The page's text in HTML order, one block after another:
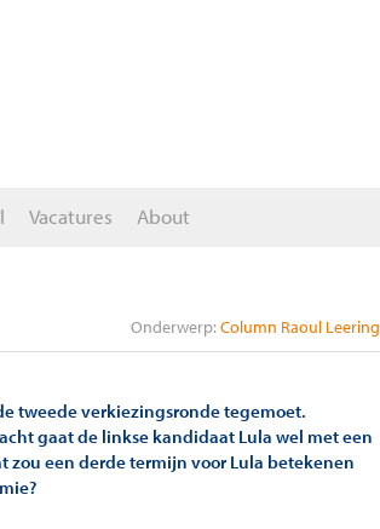
Vacatures About
Onderwerp: Column Raoul Leering
tweede verkiezingsronde tegemoet.
gaat de linkse kandidaat Lula wel met een
zou een derde termijn voor Lula betekenen